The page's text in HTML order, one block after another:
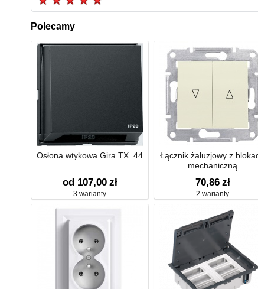
Polecamy
Osłona wtykowa Gira TX_44
od 107,00 zł
3 warianty
Łącznik żaluzjowy z
mechaniczną
70,86 zł
2 warianty